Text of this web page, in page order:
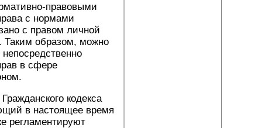
правовыми
с нормами
с правом личной
Таким образом, можно
в сфере
кодекса
в настоящее время
регламентируют